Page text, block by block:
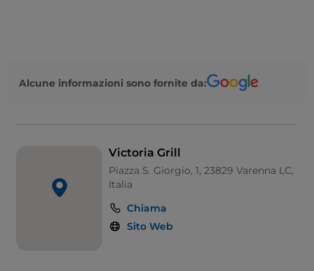
Accesso disabili
Menù bambini
Alcune informazioni sono fornite da:
Victoria Grill
Piazza S. Giorgio, 1, 23829 Varenna LC,
Italia
Chiama
Sito Web